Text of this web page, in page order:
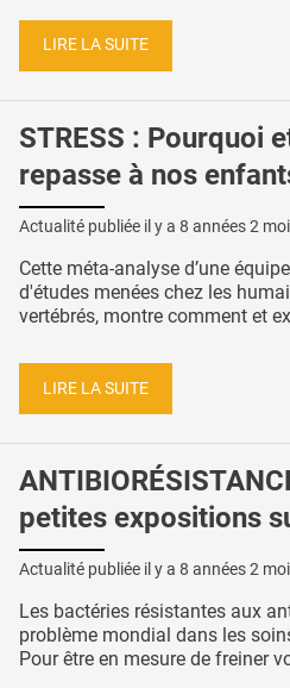
LIRE LA SUITE
STRESS : Pourquoi
repasse à nos
Actualité publiée il y a 8 années 2
Cette méta-analyse d’une
d'études menées chez les
vertébrés, montre comment et
LIRE LA SUITE
petites expositions
Actualité publiée il y a 8 années 2
Les bactéries résistantes aux
problème mondial dans les
Pour être en mesure de freiner